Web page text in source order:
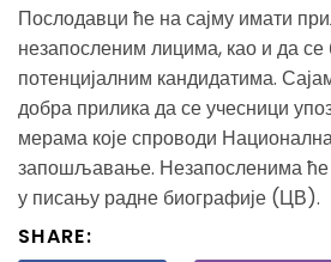
Послодавци ће на сајму имати
незапосленим лицима, као и да се
потенцијалним кандидатима.
добра прилика да се учесници
мерама које спроводи
запошљавање. Незапосленима
у писању радне биографије (ЦВ).
SHARE: